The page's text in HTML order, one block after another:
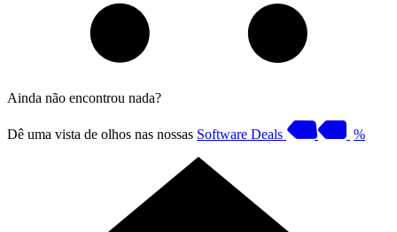
Ainda não encontrou nada?
Dê uma vista de olhos nas nossas Software Deals %